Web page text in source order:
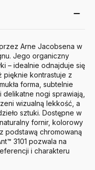
Arne Jacobsena w
Jego organiczny
– idealnie odnajduje się
pięknie kontrastuje z
forma, subtelnie
nogi sprawiają,
wizualną lekkość, a
sztuki. Dostępne w
fornir, kolorowy
podstawą chromowaną
3101 pozwala na
i charakteru